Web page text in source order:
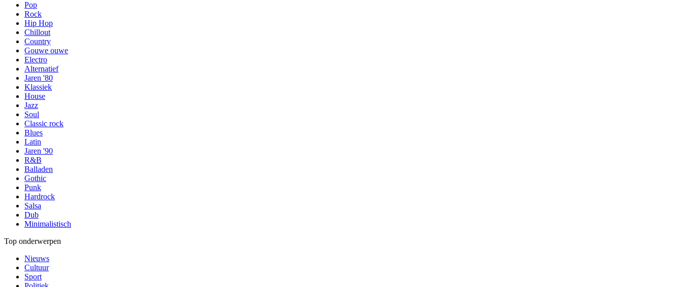
Pop
Rock
Hip Hop
Chillout
Country
Gouwe ouwe
Electro
Alternatief
Jaren '80
Klassiek
House
Jazz
Soul
Classic rock
Blues
Latin
Jaren '90
R&B
Balladen
Gothic
Punk
Hardrock
Salsa
Dub
Minimalistisch
Top onderwerpen
Nieuws
Cultuur
Sport